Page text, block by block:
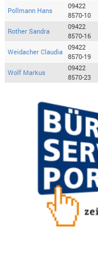
Pollmann Hans
09422
8570-10
Rother Sandra
09422
8570-16
Weidacher Claudia
09422
8570-19
Wolf Markus
09422
8570-23